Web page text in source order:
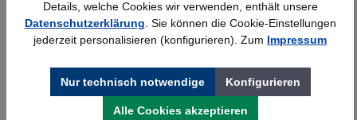
Schnelle Lieferung
Bundesweit
Topmarken
Faire Preise
Erfahrung Kostenlose Beratung
Details, welche Cookies wir verwenden, enthält unsere
Datenschutzerklärung . Sie können die Cookie-Einstellungen
jederzeit personalisieren (konfigurieren). Zum Impressum
Nur technisch notwendige Konfigurieren
Alle Cookies akzeptieren